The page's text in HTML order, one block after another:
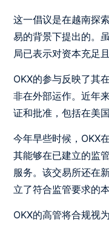
这一倡议是在越南探
易的背景下提出的。
局已表示对资本充足
OKX的参与反映了其
非在外部运作。近年
证和批准，包括在美
今年早些时候，OKX
其能够在已建立的监
服务。该交易所还在
立了符合监管要求的
OKX的高管将合规视